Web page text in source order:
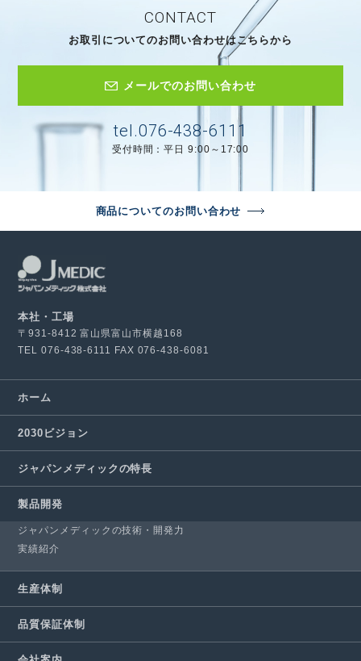
CONTACT
お取引についてのお問い合わせはこちらから
メールでのお問い合わせ
tel.076-438-6111
受付時間：平日 9:00～17:00
商品についてのお問い合わせ
本社・工場
〒931-8412 富山県富山市横越168
TEL076-438-6111 FAX 076-438-6081
ホーム
2030ビジョン
ジャパンメディックの特長
製品開発
ジャパンメディックの技術・開発力
実績紹介
生産体制
品質保証体制